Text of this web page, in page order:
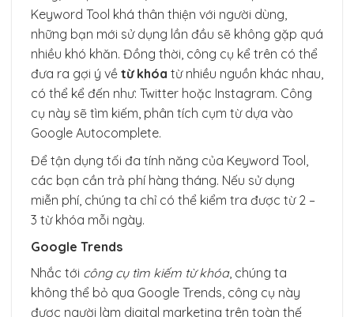
Keyword Tool khá thân thiện với người dùng,
những bạn mới sử dụng lần đầu sẽ không gặp quá
nhiều khó khăn. Đồng thời, công cụ kể trên có thể
đưa ra gợi ý về từ khóa từ nhiều nguồn khác nhau,
có thể kể đến như: Twitter hoặc Instagram. Công
cụ này sẽ tìm kiếm, phân tích cụm từ dựa vào
Google Autocomplete.
Để tận dụng tối đa tính năng của Keyword Tool,
các bạn cần trả phí hàng tháng. Nếu sử dụng
miễn phí, chúng ta chỉ có thể kiểm tra được từ 2 –
3 từ khóa mỗi ngày.
Google Trends
Nhắc tới công cụ tìm kiếm từ khóa, chúng ta
không thể bỏ qua Google Trends, công cụ này
được người làm digital marketing trên toàn thế